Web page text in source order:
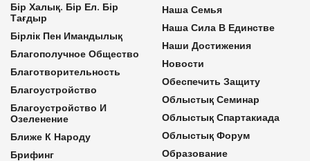
Бір Халық. Бір Ел. Бір
Тағдыр
Бірлік Пен Имандылық
Благополучное Общество
Благотворительность
Благоустройство
Благоустройство И
Озеленение
Ближе К Народу
Брифинг
Наша Семья
Наша Сила В Единстве
Наши Достижения
Новости
Обеспечить Защиту
Облыстық Семинар
Облыстық Спартакиада
Облыстық Форум
Образование